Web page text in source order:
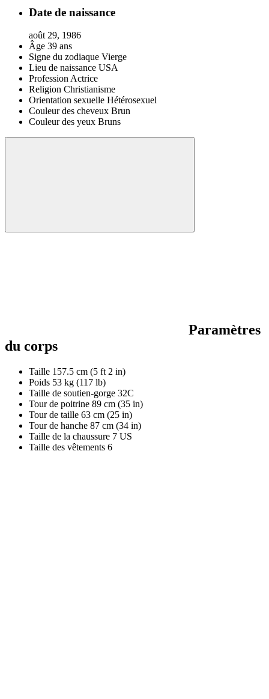
Date de naissance
août 29, 1986
Âge 39 ans
Signe du zodiaque Vierge
Lieu de naissance USA
ProfessionActrice
Religion Christianisme
Orientation sexuelle Hétérosexuel
Couleur des cheveux Brun
Couleur des yeux Bruns
Paramètres
du corps
Taille 157.5 cm (5 ft 2 in)
Poids 53 kg (117 lb)
Taille de soutien-gorge 32C
Tour de poitrine 89 cm (35 in)
Tour de taille 63 cm (25 in)
Tour de hanche 87 cm (34 in)
Taille de la chaussure 7 US
Taille des vêtements 6